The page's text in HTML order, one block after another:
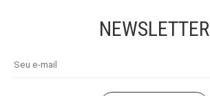
NEWSLETTER